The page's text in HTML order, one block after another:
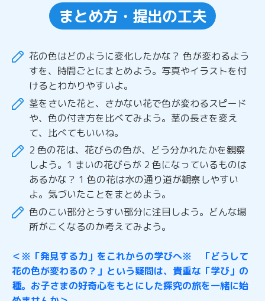
まとめ方・提出の工夫
花の色はどのように変化したかな？ 色が変わるよう
すを、時間ごとにまとめよう。写真やイラストを付
けるとわかりやすいよ。
茎をさいた花と、さかない花で色が変わるスピード
や、色の付き方を比べてみよう。茎の長さを変え
て、比べてもいいね。
2 色の花は、花びらの色が、どう分かれたかを観察
しよう。1 まいの花びらが 2 色になっているものは
あるかな？ 1 色の花は水の通り道が観察しやすい
よ。気づいたことをまとめよう。
色のこい部分とうすい部分に注目しよう。どんな場
所がこくなるのか考えてみよう。
＜※「発見する力」をこれからの学びへ※ 「どうして
花の色が変わるの？」という疑問は、貴重な「学び」の
種。お子さまの好奇心をもとにした探究の旅を一緒に始